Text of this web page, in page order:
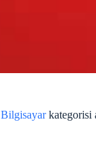
Bilgisayarkategorisi